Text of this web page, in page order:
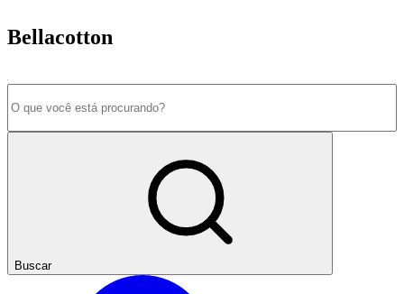
Bellacotton
Buscar